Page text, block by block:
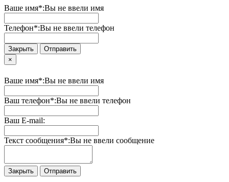
Ваше имя*:Вы не ввели имя
Телефон*:Вы не ввели телефон
Закрыть
Отправить
×
Ваше имя*:Вы не ввели имя
Ваш телефон*:Вы не ввели телефон
Ваш E-mail:
Текст сообщения*:Вы не ввели сообщение
Закрыть Отправить